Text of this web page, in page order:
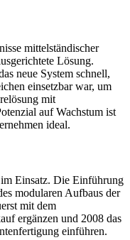
mittelständischer
Lösung.
neue System schnell,
einsetzbar war, um
mit
auf Wachstum ist
ideal.
Einsatz. Die Einführung
modularen Aufbaus der
mit dem
ergänzen und 2008 das
einführen.